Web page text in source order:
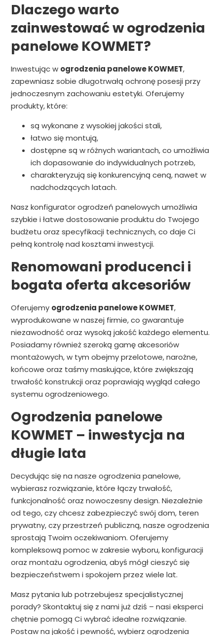
Dlaczego warto
zainwestować w ogrodzenia
panelowe KOWMET?
Inwestując w ogrodzenia panelowe KOWMET,
zapewniasz sobie długotrwałą ochronę posesji przy
jednoczesnym zachowaniu estetyki. Oferujemy
produkty, które:
są wykonane z wysokiej jakości stali,
łatwo się montują,
dostępne są w różnych wariantach, co umożliwia
ich dopasowanie do indywidualnych potrzeb,
charakteryzują się konkurencyjną ceną, nawet w
nadchodzących latach.
Nasz konfigurator ogrodzeń panelowych umożliwia
szybkie i łatwe dostosowanie produktu do Twojego
budżetu oraz specyfikacji technicznych, co daje Ci
pełną kontrolę nad kosztami inwestycji.
Renomowani producenci i
bogata oferta akcesoriów
Oferujemy ogrodzenia panelowe KOWMET,
wyprodukowane w naszej firmie, co gwarantuje
niezawodność oraz wysoką jakość każdego elementu.
Posiadamy również szeroką gamę akcesoriów
montażowych, w tym obejmy przelotowe, narożne,
końcowe oraz taśmy maskujące, które zwiększają
trwałość konstrukcji oraz poprawiają wygląd całego
systemu ogrodzeniowego.
Ogrodzenia panelowe
KOWMET – inwestycja na
długie lata
Decydując się na nasze ogrodzenia panelowe,
wybierasz rozwiązanie, które łączy trwałość,
funkcjonalność oraz nowoczesny design. Niezależnie
od tego, czy chcesz zabezpieczyć swój dom, teren
prywatny, czy przestrzeń publiczną, nasze ogrodzenia
sprostają Twoim oczekiwaniom. Oferujemy
kompleksową pomoc w zakresie wyboru, konfiguracji
oraz montażu ogrodzenia, abyś mógł cieszyć się
bezpieczeństwem i spokojem przez wiele lat.
Masz pytania lub potrzebujesz specjalistycznej
porady? Skontaktuj się z nami już dziś – nasi eksperci
chętnie pomogą Ci wybrać idealne rozwiązanie.
Postaw na jakość i pewność, wybierz ogrodzenia